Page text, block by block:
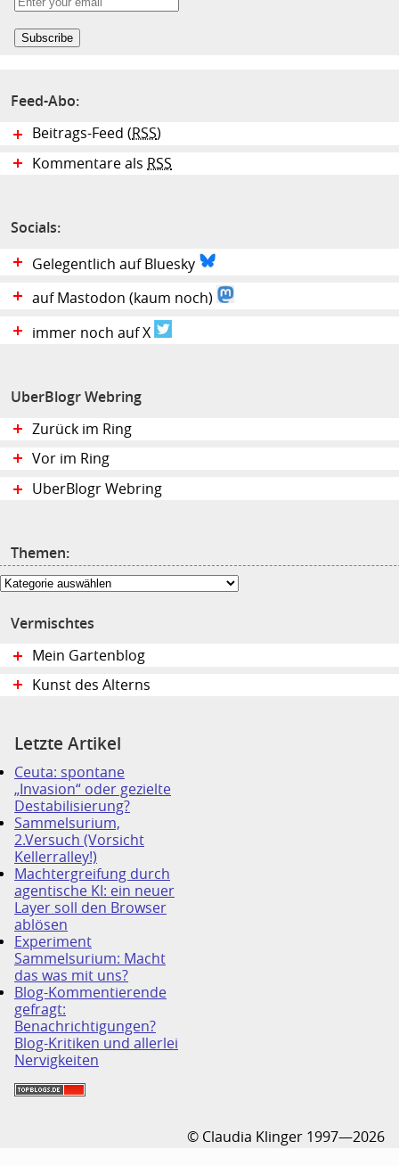
Feed-Abo:
Beitrags-Feed ( RSS)
Kommentare als RSS
Socials:
Gelegentlich auf Bluesky
auf Mastodon (kaum noch)
immer noch auf X
UberBlogr Webring
Zurück im Ring
Vor im Ring
UberBlogr Webring
Themen:
Themen:
Vermischtes
Mein Gartenblog
Kunst des Alterns
Letzte Artikel
Ceuta: spontane
„Invasion“ oder gezielte
Destabilisierung?
Sammelsurium,
2.Versuch (Vorsicht
Kellerralley!)
Machtergreifung durch
agentische KI: ein neuer
Layer soll den Browser
ablösen
Experiment
Sammelsurium: Macht
das was mit uns?
Blog-Kommentierende
gefragt:
Benachrichtigungen?
Blog-Kritiken und allerlei
Nervigkeiten
© Claudia Klinger 1997—2026